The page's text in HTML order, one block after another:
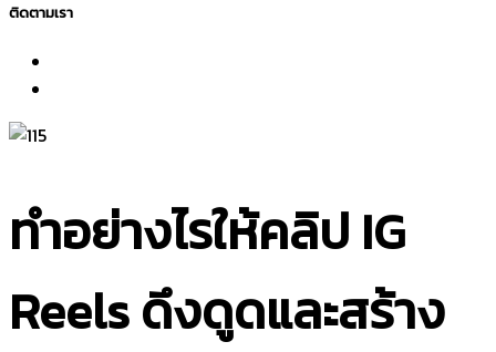
ติดตามเรา
ทำอย่างไรให้คลิป IG
Reels ดึงดูดและสร้าง